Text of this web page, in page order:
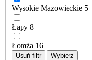
Wysokie Mazowieckie 5
Łapy 8
Łomża 16
Usuń filtr Wybierz